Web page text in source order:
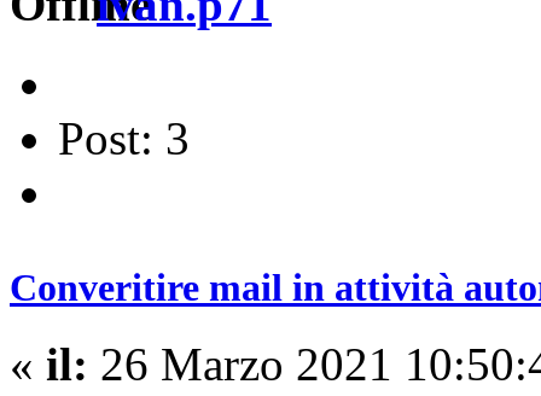
Post: 3
Converitire mail in attività
« il: 26 Marzo 2021